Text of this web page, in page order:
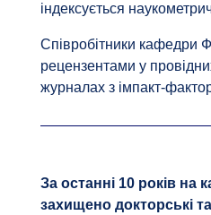
індексується
Співробітники кафедри
рецензентами у
журналах з імпакт-
За останні 10 років на
захищено докторські